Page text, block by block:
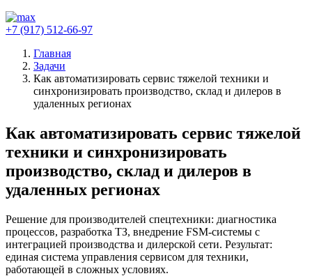
+7 (917) 512-66-97
Главная
Задачи
Как автоматизировать сервис тяжелой техники и
синхронизировать производство, склад и дилеров в
удаленных регионах
Как автоматизировать сервис тяжелой
техники и синхронизировать
производство, склад и дилеров в
удаленных регионах
Решение для производителей спецтехники: диагностика
процессов, разработка ТЗ, внедрение FSM-системы с
интеграцией производства и дилерской сети. Результат:
единая система управления сервисом для техники,
работающей в сложных условиях.